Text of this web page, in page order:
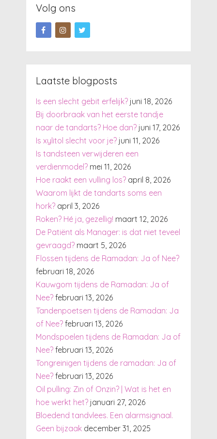
Volg ons
Laatste blogposts
Is een slecht gebit erfelijk? juni 18, 2026
Bij doorbraak van het eerste tandje
naar de tandarts? Hoe dan? juni 17, 2026
Is xylitol slecht voor je? juni 11, 2026
Is tandsteen verwijderen een
verdienmodel? mei 11, 2026
Hoe raakt een vulling los? april 8, 2026
Waarom lijkt de tandarts soms een
hork? april 3, 2026
Roken? Hé ja, gezellig! maart 12, 2026
De Patiënt als Manager: is dat niet teveel
gevraagd? maart 5, 2026
Flossen tijdens de Ramadan: Ja of Nee?
februari 18, 2026
Kauwgom tijdens de Ramadan: Ja of
Nee? februari 13, 2026
Tandenpoetsen tijdens de Ramadan: Ja
of Nee? februari 13, 2026
Mondspoelen tijdens de Ramadan: Ja of
Nee? februari 13, 2026
Tongreinigen tijdens de ramadan: Ja of
Nee? februari 13, 2026
Oil pulling: Zin of Onzin? | Wat is het en
hoe werkt het? januari 27, 2026
Bloedend tandvlees. Een alarmsignaal.
Geen bijzaak december 31, 2025